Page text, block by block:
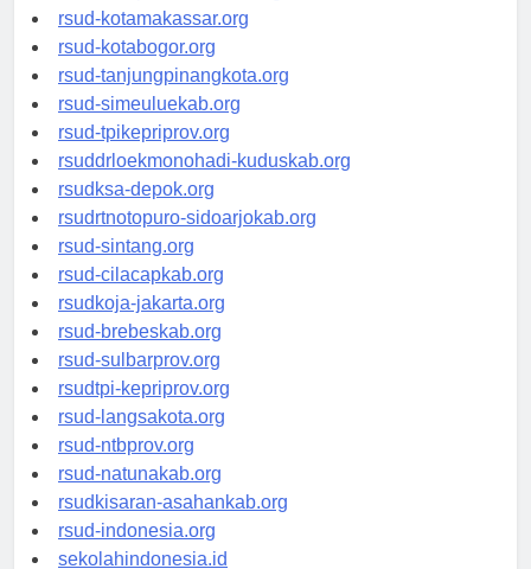
rsud-limapuluhkotakab.org
rsud-kotamakassar.org
rsud-kotabogor.org
rsud-tanjungpinangkota.org
rsud-simeuluekab.org
rsud-tpikepriprov.org
rsuddrloekmonohadi-kuduskab.org
rsudksa-depok.org
rsudrtnotopuro-sidoarjokab.org
rsud-sintang.org
rsud-cilacapkab.org
rsudkoja-jakarta.org
rsud-brebeskab.org
rsud-sulbarprov.org
rsudtpi-kepriprov.org
rsud-langsakota.org
rsud-ntbprov.org
rsud-natunakab.org
rsudkisaran-asahankab.org
rsud-indonesia.org